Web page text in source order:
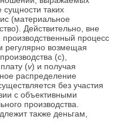
таких
(материальное
Действительно, вне
производственный процесс
регулярно возмещая
(с),
(v) и получая
распределение
без участия
с объективными
производства.
также деньгам,